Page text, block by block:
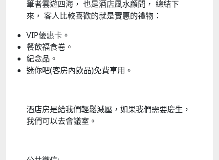
筆者雲遊四海， 也是酒店風水顧問， 總結下
來， 客人比較喜歡的就是實惠的禮物：
VIP優惠卡。
餐飲福食卷。
紀念品。
迷你吧(客房內飲品)免費享用。
酒店房是給我們輕鬆減壓，如果我們需要慶生，
我們可以去會議室。